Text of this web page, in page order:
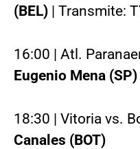
(BEL) | Transmite:
16:00 | Atl.
Eugenio Mena (SP)
18:30 | Vitoria vs.
Canales (BOT)